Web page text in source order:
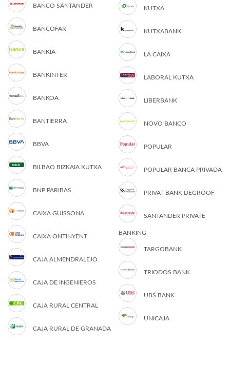
BANCO SANTANDER
BANCOFAR
BANKIA
BANKINTER
BANKOA
BANTIERRA
BBVA
BILBAO BIZKAIA KUTXA
BNP PARIBAS
CAIXA GUISSONA
CAIXA ONTINYENT
CAJA ALMENDRALEJO
CAJA DE INGENIEROS
CAJA RURAL CENTRAL
CAJA RURAL DE GRANADA
KUTXA
KUTXABANK
LA CAIXA
LABORAL KUTXA
LIBERBANK
NOVO BANCO
POPULAR
POPULAR BANCA PRIVADA
PRIVAT BANK DEGROOF
SANTANDER PRIVATE
BANKING
TARGOBANK
TRIODOS BANK
UBS BANK
UNICAJA